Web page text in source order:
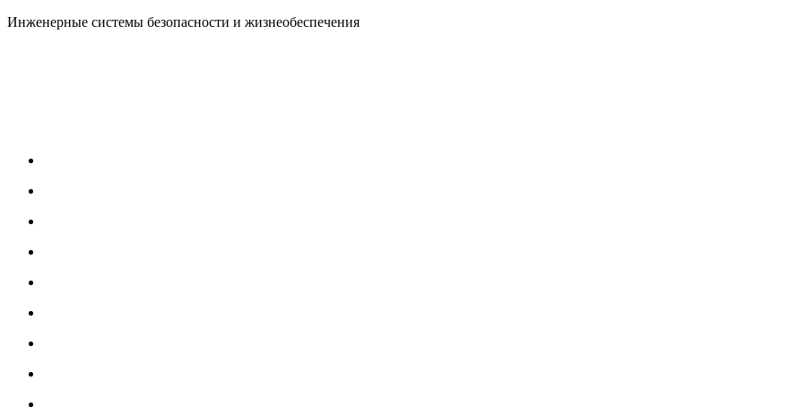
Инженерные системы безопасности и жизнеобеспечения